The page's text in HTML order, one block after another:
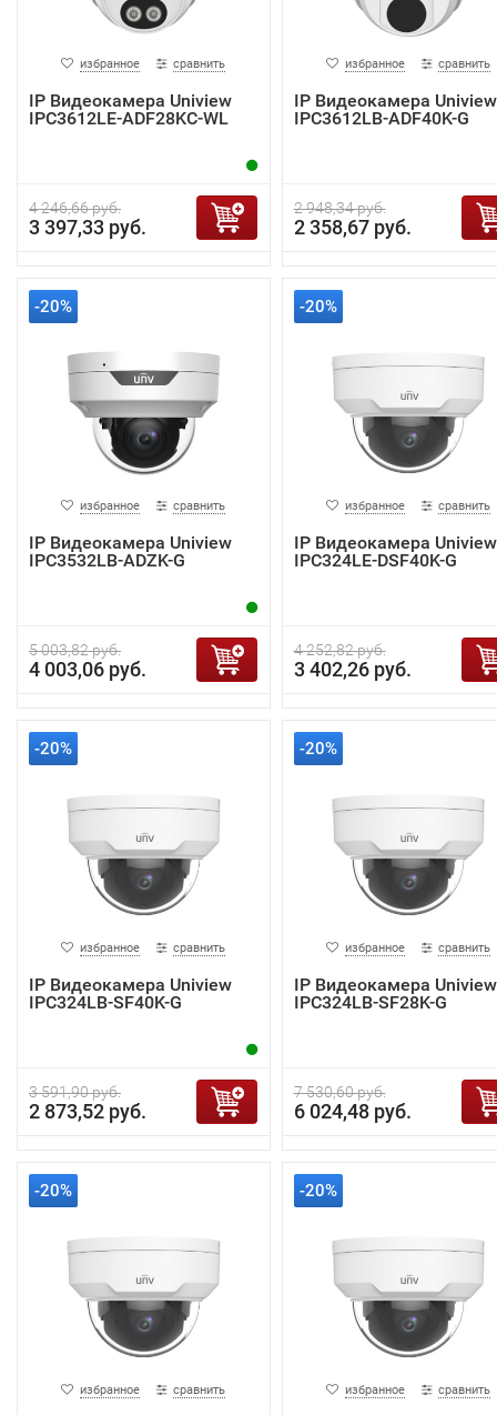
избранное сравнить
IP Видеокамера Uniview
IPC3612LE-ADF28KC-WL
4 246,66 руб.
3 397,33 руб.
избранное сравнить
IP Видеокамера Uniview
IPC3612LB-ADF40K-G
2 948,34 руб.
2 358,67 руб.
-20%
избранное сравнить
IP Видеокамера Uniview
IPC3532LB-ADZK-G
5 003,82 руб.
4 003,06 руб.
-20%
избранное сравнить
IP Видеокамера Uniview
IPC324LE-DSF40K-G
4 252,82 руб.
3 402,26 руб.
-20%
избранное сравнить
IP Видеокамера Uniview
IPC324LB-SF40K-G
3 591,90 руб.
2 873,52 руб.
-20%
избранное сравнить
IP Видеокамера Uniview
IPC324LB-SF28K-G
7 530,60 руб.
6 024,48 руб.
-20%
избранное сравнить
-20%
избранное сравнить